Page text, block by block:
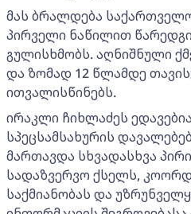
მას ბრალდება
პირველი ნაწილით
გულისხმობს. აღნიშნული
და ზომად 12 წლამდე
ითვალისწინებს.
ირაკლი ჩიხლაძეს
სპეცსამსახურის
მართავდა სხვადასხვა
სადაზვერვო ქსელს,
საქმიანობას და